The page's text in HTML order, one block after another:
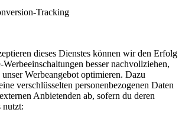
Tracking
dieses Dienstes können wir den Erfolg
besser nachvollziehen,
Werbeangebot optimieren. Dazu
verschlüsselten personenbezogenen Daten
Anbietenden ab, sofern du deren
nutzt: